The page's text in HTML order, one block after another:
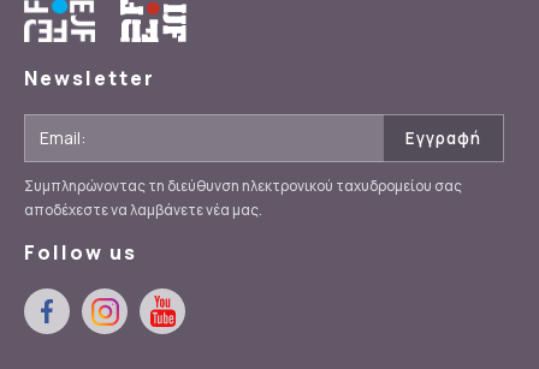
Newsletter
Συμπληρώνοντας τη διεύθυνση ηλεκτρονικού ταχυδρομείου σας
αποδέχεστε να λαμβάνετε νέα μας.
Follow us